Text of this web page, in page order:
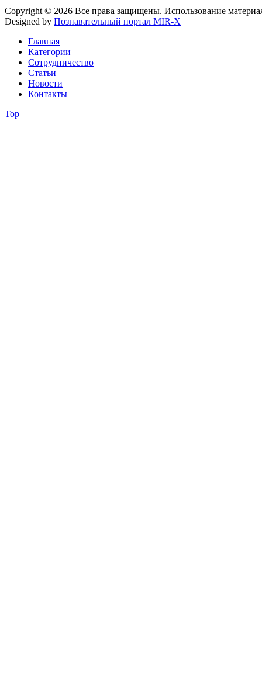
Copyright © 2026 Все права защищены. Использование
Designed by Познавательный портал MIR-X
Главная
Категории
Сотрудничество
Статьи
Новости
Контакты
Top